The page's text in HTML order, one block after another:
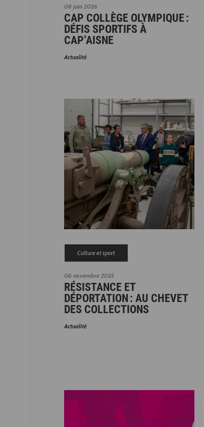
08 juin 2026
CAP COLLÈGE OLYMPIQUE :
DÉFIS SPORTIFS À
CAP’AISNE
Actualité
06 novembre 2025
Culture et sport
RÉSISTANCE ET
DÉPORTATION : AU CHEVET
DES COLLECTIONS
Actualité